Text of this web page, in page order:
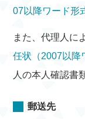
07以降ワード形
また、代理人に
任状（2007以降
人の本人確認書
郵送先